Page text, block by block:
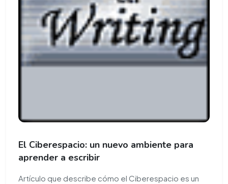
El Ciberespacio: un nuevo ambiente para
aprender a escribir
Artículo que describe cómo el Ciberespacio es un